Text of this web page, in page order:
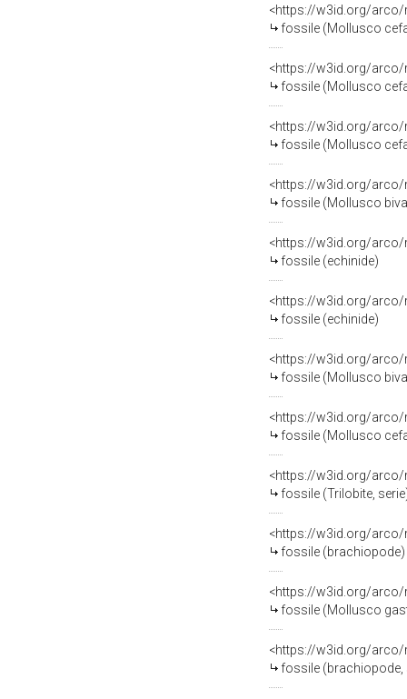
<https://w3id.org/arco/
fossile (Mollusco
<https://w3id.org/arco/
fossile (Mollusco
<https://w3id.org/arco/
fossile (Mollusco
<https://w3id.org/arco/
fossile (Mollusco
<https://w3id.org/arco/
fossile (echinide)
<https://w3id.org/arco/
fossile (echinide)
<https://w3id.org/arco/
fossile (Mollusco
<https://w3id.org/arco/
fossile (Mollusco
<https://w3id.org/arco/
fossile (Trilobite,
<https://w3id.org/arco/
fossile (brachiopode)
<https://w3id.org/arco/
fossile (Mollusco
<https://w3id.org/arco/
fossile (brachiopode,